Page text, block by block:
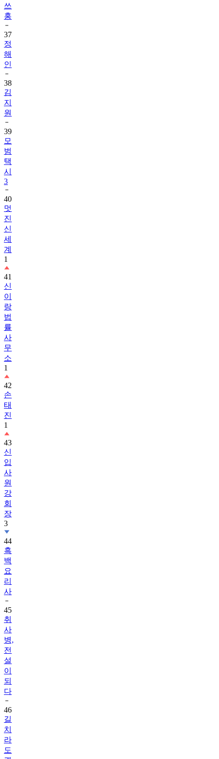
쓰
홍
37
정
해
인
38
김
지
원
39
모
범
택
시
3
40
멋
진
신
세
계
1
41
신
이
랑
법
률
사
무
소
1
42
손
태
진
1
43
신
입
사
원
강
회
장
3
44
흑
백
요
리
사
45
취
사
병,
전
설
이
되
다
46
길
치
라
도